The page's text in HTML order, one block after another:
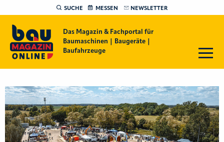
SUCHE MESSEN NEWSLETTER
Das Magazin & Fachportal für
Baumaschinen | Baugeräte |
Baufahrzeuge